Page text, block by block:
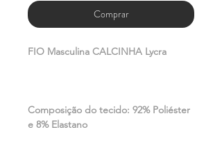
Comprar
FIO Masculina CALCINHA Lycra
Composição do tecido: 92% Poliéster
e 8% Elastano